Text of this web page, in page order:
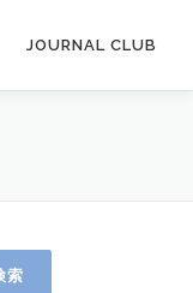
JOURNAL CLUB